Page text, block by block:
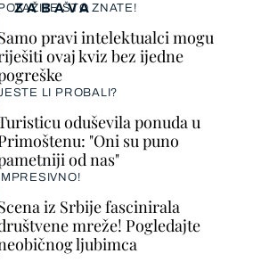
ZABAVA
POKAŽITE ŠTO ZNATE!
pravi intelektualci mogu
ovaj kviz bez ijedne
LI PROBALI?
oduševila ponuda u
"Oni su puno
od nas"
IMPRESIVNO!
iz Srbije fascinirala
mreže! Pogledajte
ljubimca